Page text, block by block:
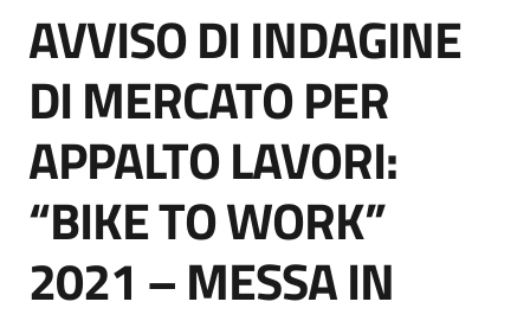
acquisto
Supporto
Piattaforme
telematiche
Salta al contenuto
AVVISO DI INDAGINE
DI MERCATO PER
APPALTO LAVORI:
“BIKE TO WORK”
2021 – MESSA IN